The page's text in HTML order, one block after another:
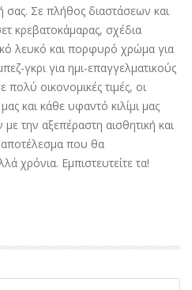
σας. Σε πλήθος διαστάσεων και
κρεβατοκάμαρας, σχέδια
λευκό και πορφυρό χρώμα για
γκρι για ημι-επαγγελματικούς
πολύ οικονομικές τιμές, οι
και κάθε υφαντό κιλίμι μας
την αξεπέραστη αισθητική και
αποτέλεσμα που θα
χρόνια. Εμπιστευτείτε τα!